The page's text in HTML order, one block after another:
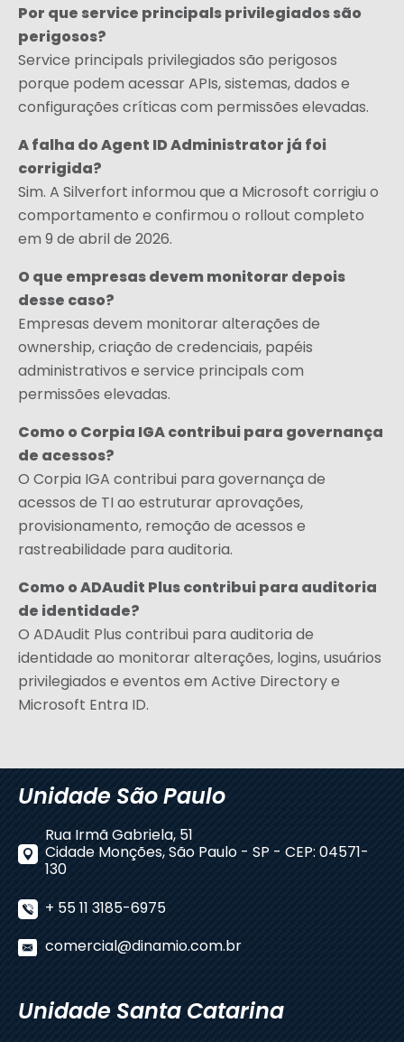
Por que service principals privilegiados são
perigosos?
Service principals privilegiados são perigosos
porque podem acessar APIs, sistemas, dados e
configurações críticas com permissões elevadas.
A falha do Agent ID Administrator já foi
corrigida?
Sim. A Silverfort informou que a Microsoft corrigiu o
comportamento e confirmou o rollout completo
em 9 de abril de 2026.
O que empresas devem monitorar depois
desse caso?
Empresas devem monitorar alterações de
ownership, criação de credenciais, papéis
administrativos e service principals com
permissões elevadas.
Como o Corpia IGA contribui para governança
de acessos?
O Corpia IGA contribui para governança de
acessos de TI ao estruturar aprovações,
provisionamento, remoção de acessos e
rastreabilidade para auditoria.
Como o ADAudit Plus contribui para auditoria
de identidade?
O ADAudit Plus contribui para auditoria de
identidade ao monitorar alterações, logins, usuários
privilegiados e eventos em Active Directory e
Microsoft Entra ID.
Unidade São Paulo
Rua Irmã Gabriela, 51
Cidade Monções, São Paulo - SP - CEP: 04571-
130
+ 55 11 3185-6975
comercial@dinamio.com.br
Unidade Santa Catarina